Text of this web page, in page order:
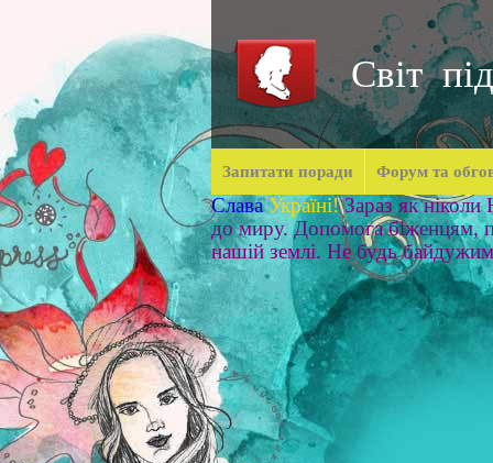
Світ
Запитати поради Форум та
Слава Україні! Зараз як
до миру. Допомога біженцям,
нашій землі. Не будь